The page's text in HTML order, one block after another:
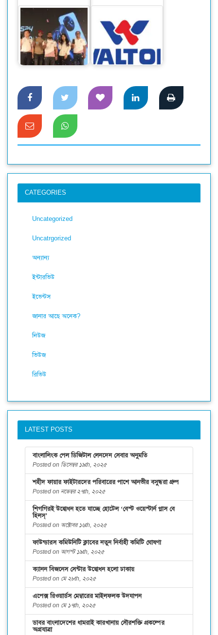
বাজারে নতুন স্মার্টফোন
আইটেল এস২৪
ওয়ালটনের আকর্ষণীয়
ডিভিডেন্ড ঘোষণা :
সুদৃঢ়…
CATEGORIES
Uncategorized
Uncatrgorized
অন্যান্য
ইন্টারভিউ
ইভেন্টস
জানার আছে অনেক?
নিউজ
ভিউজ
রিভিউ
LATEST POSTS
বাংলালিংক পেল ডিজিটাল লেনদেন সেবার অনুমতি
Posted on ডিসেম্বর ১৯th, ২০২৫
শহীদ ফায়ার ফাইটারদের পরিবারের পাশে আনভীর বসুন্ধরা গ্রুপ
Posted on নভেম্বর ২৭th, ২০২৫
শিগগিরই উদ্বোধন হতে যাচ্ছে হোটেল ‘বেস্ট ওয়েস্টার্ন প্লাস বে
হিলস্’
Posted on অক্টোবর ১৬th, ২০২৫
ফাউন্ডারস কমিউনিটি ক্লাবের নতুন নির্বাহী কমিটি ঘোষণা
Posted on আগস্ট ১৯th, ২০২৫
ক্যানন বিজনেস সেন্টার উদ্বোধন হলো ঢাকায়
Posted on মে ২৮th, ২০২৫
এপেক্স রিওয়ার্ডস মেম্বারের মাইলফলক উদযাপন
Posted on মে ১৭th, ২০২৫
ডাবর বাংলাদেশের ধামরাই কারখানায় সৌরশক্তি প্রকল্পের
অগ্রযাত্রা